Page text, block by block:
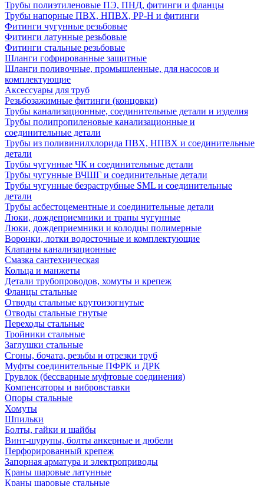
Трубы полиэтиленовые ПЭ, ПНД, фитинги и фланцы
Трубы напорные ПВХ, НПВХ, PP-H и фитинги
Фитинги чугунные резьбовые
Фитинги латунные резьбовые
Фитинги стальные резьбовые
Шланги гофрированные защитные
Шланги поливочные, промышленные, для насосов и
комплектующие
Аксессуары для труб
Резьбозажимные фитинги (концовки)
Трубы канализационные, соединительные детали и изделия
Трубы полипропиленовые канализационные и
соединительные детали
Трубы из поливинилхлорида ПВХ, НПВХ и соединительные
детали
Трубы чугунные ЧК и соединительные детали
Трубы чугунные ВЧШГ и соединительные детали
Трубы чугунные безраструбные SML и соединительные
детали
Трубы асбестоцементные и соединительные детали
Люки, дождеприемники и трапы чугунные
Люки, дождеприемники и колодцы полимерные
Воронки, лотки водосточные и комплектующие
Клапаны канализационные
Смазка сантехническая
Кольца и манжеты
Детали трубопроводов, хомуты и крепеж
Фланцы стальные
Отводы стальные крутоизогнутые
Отводы стальные гнутые
Переходы стальные
Тройники стальные
Заглушки стальные
Сгоны, бочата, резьбы и отрезки труб
Муфты соединительные ПФРК и ДРК
Грувлок (бессварные муфтовые соединения)
Компенсаторы и вибровставки
Опоры стальные
Хомуты
Шпильки
Болты, гайки и шайбы
Винт-шурупы, болты анкерные и дюбели
Перфорированный крепеж
Запорная арматура и электроприводы
Краны шаровые латунные
Краны шаровые стальные